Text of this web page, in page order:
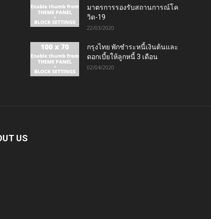
มาตรการรองรับสถานการณ์โค
วิด-19
22/03/2020
กรุงไทย พักชำระหนี้เงินต้นและ
ดอกเบี้ยให้ลูกหนี้ 3 เดือน
02/04/2020
US